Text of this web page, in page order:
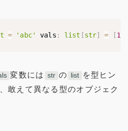
= 'abc' vals : list [str] = [1,
変数には str の list を型ヒン
敢えて異なる型のオブジェク